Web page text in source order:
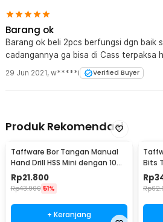
Barang ok
Barang ok beli 2pcs berfungsi dgn baik
cadangannya ga bisa di Cass terpaksa
29 Jun 2021, w*****i Verified Buyer
Produk Rekomendasi
Taffware Bor Tangan Manual
Hand Drill HSS Mini dengan 10
Mata Bor - 3003
Rp21.800
Rp43.900 51%
+ Keranjang
Bits
Rp
Rp